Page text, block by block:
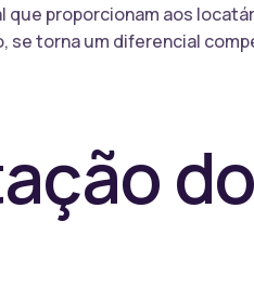
proporcionam aos
se torna um diferencial
do